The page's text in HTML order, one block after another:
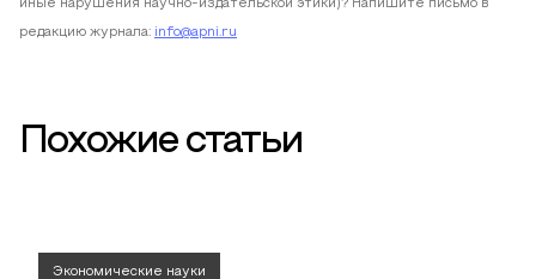
иные нарушения научно-издательской этики)? Напишите письмо в
редакцию журнала: info@apni.ru
Похожие статьи
Экономические науки